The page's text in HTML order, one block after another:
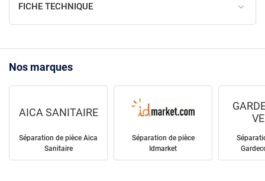
FICHE TECHNIQUE
Nos marques
AICA SANITAIRE
Séparation de pièce Aica
Sanitaire
Séparation de pièce
Idmarket